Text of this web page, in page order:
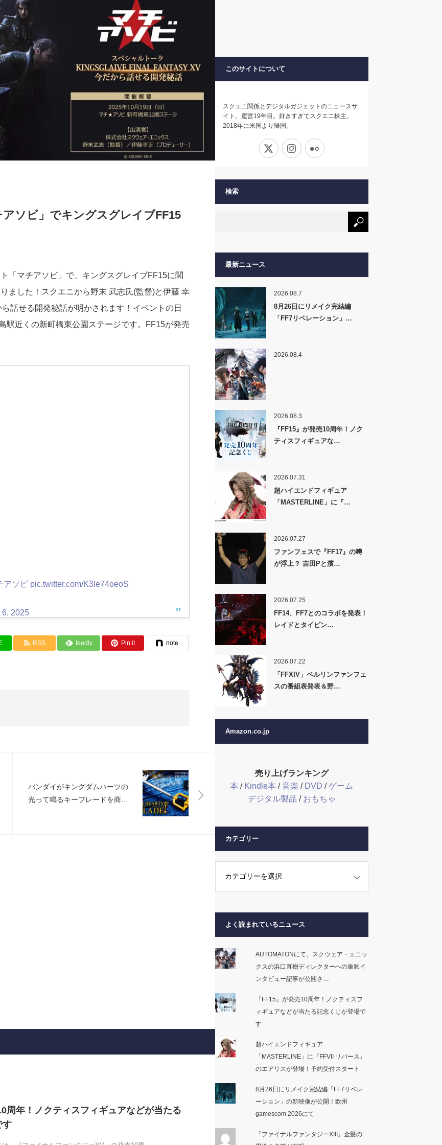
ソビ」でキングスグレイブFF15
「マチアソビ」で、キングスグレイブFF15に関
ました！スクエニから野末 武志氏(監督)と伊藤 幸
話せる開発秘話が明かされます！イベントの日
駅近くの新町橋東公園ステージです。FF15が発売
アソビ pic.twitter.com/K3le74oeoS
6, 2025
RSS feedly Pin it note
バンダイがキングダムハーツの
光って鳴るキーブレードを商品
周年！ノクティスフィギュアなどが当たる
す
このサイトについて
スクエニ関係とデジタルガジェットのニュースサ
イト。運営19年目。好きすぎてスクエニ株主。
2018年に米国より帰国。
Instagram
検索
最新ニュース
2026.08.7
8月26日にリメイク完結編
「FF7リベレーション」…
2026.08.4
2026.08.3
『FF15』が発売10周年！ノク
ティスフィギュアな…
2026.07.31
超ハイエンドフィギュア
「MASTERLINE」に『…
2026.07.27
ファンフェスで『FF17』の噂
が浮上？ 吉田Pと濱…
2026.07.25
FF14、FF7とのコラボを発表！
レイドとタイピン…
2026.07.22
「FFXIV」ベルリンファンフェ
スの番組表発表＆野…
Amazon.co.jp
売り上げランキング
本 / Kindle本 /音楽 / DVD /ゲーム
デジタル製品 / おもちゃ
カテゴリー
よく読まれているニュース
AUTOMATONにて、スクウェア・エニッ
クスの浜口直樹ディレクターへの単独イ
ンタビュー記事が公開さ…
『FF15』が発売10周年！ノクティスフ
ィギュアなどが当たる記念くじが登場で
す
超ハイエンドフィギュア
「MASTERLINE」に『FFVII リバース』
のエアリスが登場！予約受付スタート
8月26日にリメイク完結編「FF7リベレ
ーション」の新映像が公開！欧州
gamescom 2026にて
『ファイナルファンタジーXIII』金髪の